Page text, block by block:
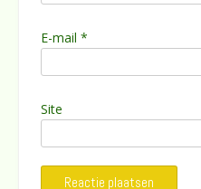
E-mail *
Site